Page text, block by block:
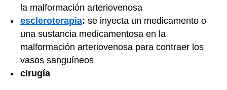
la malformación arteriovenosa
escleroterapia: se inyecta un medicamento o
una sustancia medicamentosa en la
malformación arteriovenosa para contraer los
vasos sanguíneos
cirugía